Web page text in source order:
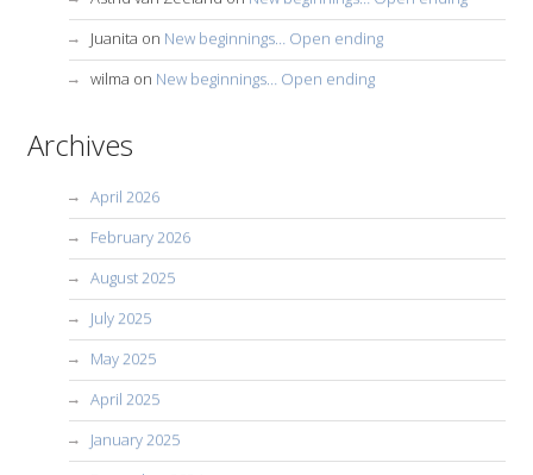
Juanita on New beginnings… Open ending
wilma on New beginnings… Open ending
Archives
April 2026
February 2026
August 2025
July 2025
May 2025
April 2025
January 2025